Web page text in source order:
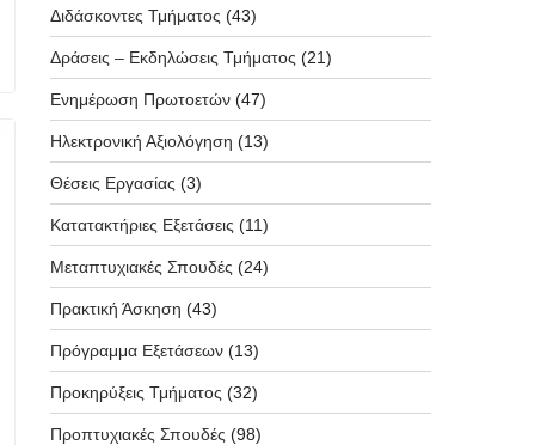
Διδάσκοντες Τμήματος (43)
Δράσεις – Εκδηλώσεις Τμήματος (21)
Ενημέρωση Πρωτοετών(47)
Ηλεκτρονική Αξιολόγηση (13)
Θέσεις Εργασίας (3)
Κατατακτήριες Εξετάσεις (11)
Μεταπτυχιακές Σπουδές (24)
Πρακτική Άσκηση (43)
Πρόγραμμα Εξετάσεων(13)
Προκηρύξεις Τμήματος (32)
Προπτυχιακές Σπουδές (98)